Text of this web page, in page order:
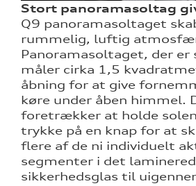
Stort panoramasoltag
Q9 panoramasoltaget
rummelig, luftig
Panoramasoltaget, der er
måler cirka 1,5
åbning for at give
køre under åben himmel.
foretrækker at holde
trykke på en knap for at
flere af de ni individuelt
segmenter i det
sikkerhedsglas til